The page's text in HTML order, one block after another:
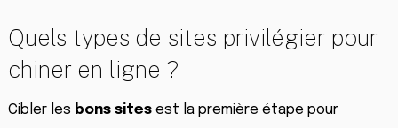
Quels types de sites privilégier pour
chiner en ligne ?
Cibler les bons sitesest la première étape pour